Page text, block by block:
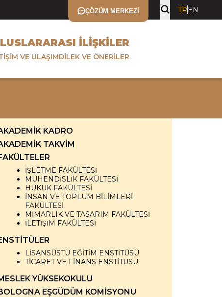
ÇÖZÜM MERKEZI TR EN
İLIŞKILER
VE ULAŞIMDILEK VE ÖNERILER
KADRO
TAKVİM
İŞLETME FAKÜLTESİ
MÜHENDİSLİK FAKÜLTESİ
HUKUK FAKÜLTESİ
İNSAN VE TOPLUM BİLİMLERİ
FAKÜLTESİ
MİMARLIK VE TASARIM FAKÜLTESİ
İLETİŞİM FAKÜLTESİ
LİSANSÜSTÜ EĞİTİM ENSTİTÜSÜ
TİCARET VE FİNANS ENSTİTÜSU
YÜKSEKOKULU
EŞGÜDÜM KOMİSYONU